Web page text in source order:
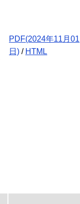
PDF(2024年11月01
日) / HTML